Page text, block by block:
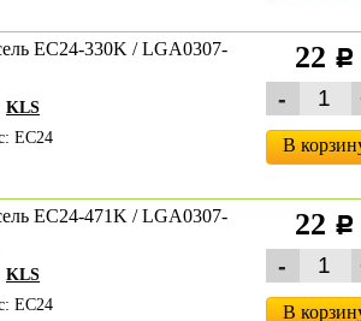
EC24-330K / LGA0307-
KLS
EC24
22 c
В
EC24-471K / LGA0307-
KLS
EC24
22 c
В